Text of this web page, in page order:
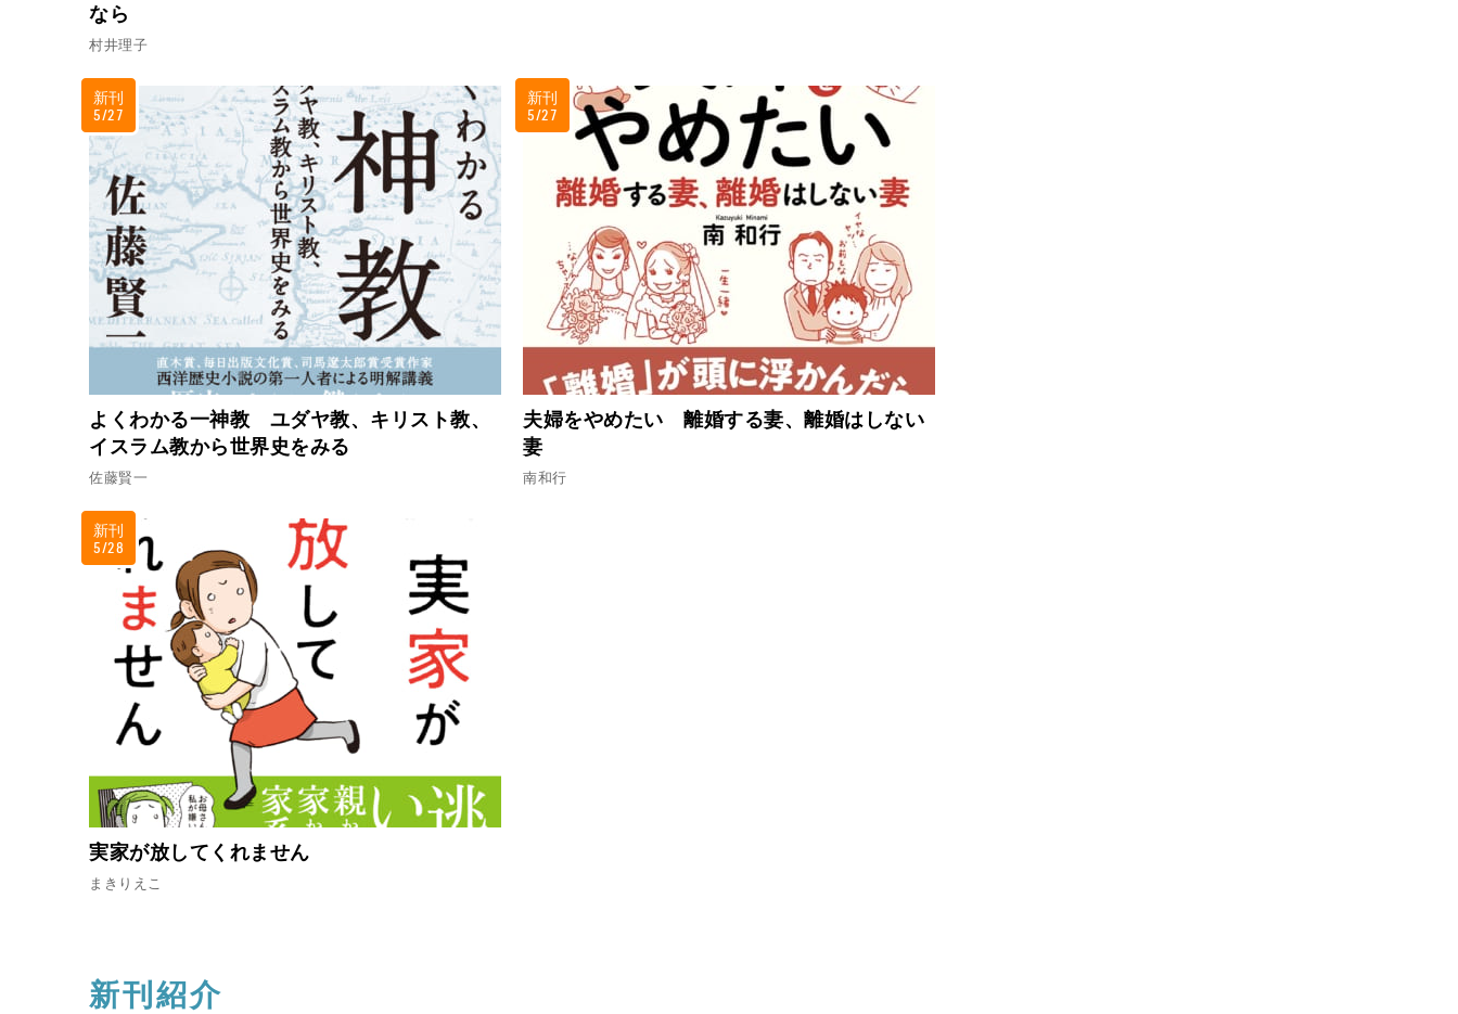
なら
村井理子
新刊
5/27
よくわかる一神教 ユダヤ教、キリスト教、
イスラム教から世界史をみる
佐藤賢一
新刊
5/27
夫婦をやめたい 離婚する妻、離婚はしない
妻
南和行
新刊
5/28
実家が放してくれません
まきりえこ
新刊紹介